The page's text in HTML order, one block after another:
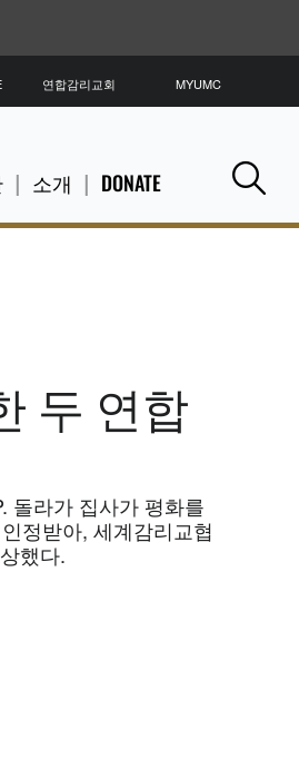
소개 DONATE
연합감리교회 MYUMC
두 연합
돌라가 집사가 평화를
정받아, 세계감리교협
했다.